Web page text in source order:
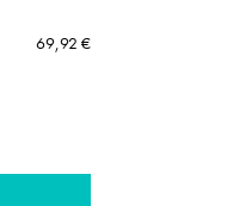
69,92 €